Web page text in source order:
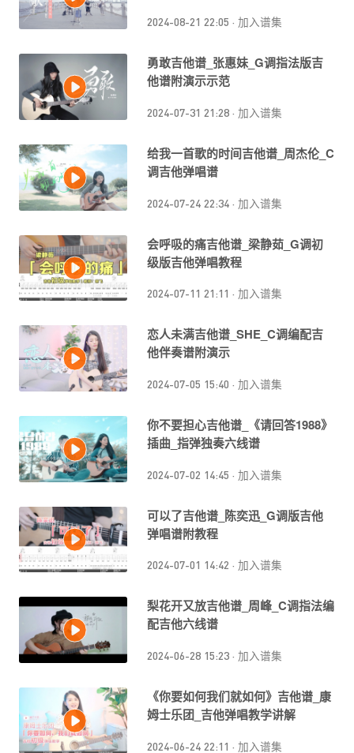
2024-08-21 22:05 · 加入谱集
勇敢吉他谱_张惠妹_G调指法版吉
他谱附演示示范
2024-07-31 21:28 · 加入谱集
给我一首歌的时间吉他谱_周杰伦_C
调吉他弹唱谱
2024-07-24 22:34 · 加入谱集
会呼吸的痛吉他谱_梁静茹_G调初
级版吉他弹唱教程
2024-07-11 21:11 · 加入谱集
恋人未满吉他谱_SHE_C调编配吉
他伴奏谱附演示
2024-07-05 15:40 · 加入谱集
你不要担心吉他谱_《请回答1988》
插曲_指弹独奏六线谱
2024-07-02 14:45 · 加入谱集
可以了吉他谱_陈奕迅_G调版吉他
弹唱谱附教程
2024-07-01 14:42 · 加入谱集
梨花开又放吉他谱_周峰_C调指法编
配吉他六线谱
2024-06-28 15:23 · 加入谱集
《你要如何我们就如何》吉他谱_康
姆士乐团_吉他弹唱教学讲解
2024-06-24 22:11 · 加入谱集